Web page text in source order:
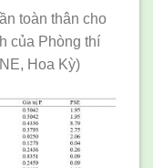
toàn thân cho
của Phòng thí
Hoa Kỳ)